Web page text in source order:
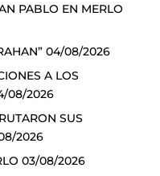
PABLO EN MERLO
04/08/2026
A LOS
08/2026
SUS
2026
03/08/2026